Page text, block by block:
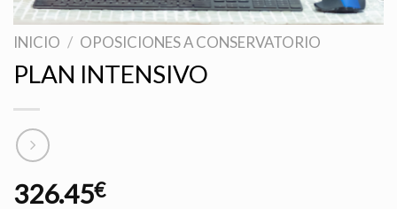
INICIO / OPOSICIONES A CONSERVATORIO
PLAN INTENSIVO
326.45€